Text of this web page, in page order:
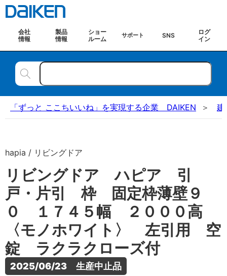
会社
情報
製品
情報
ショー
ルーム
サポート SNS
ログ
イン
「ずっと ここちいいね」を実現する企業 DAIKEN 建
hapia / リビングドア
リビングドア ハピア 引
戸・片引 枠 固定枠薄壁９
０ １７４５幅 ２０００高
〈モノホワイト〉 左引用 空
錠 ラクラクローズ付
2025/06/23　生産中止品